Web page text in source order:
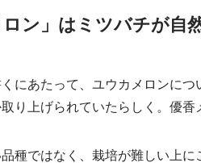
ロン」はミツバチが自
にあたって、ユウカメロンに
り上げられていたらしく。優香
種ではなく、栽培が難しい上